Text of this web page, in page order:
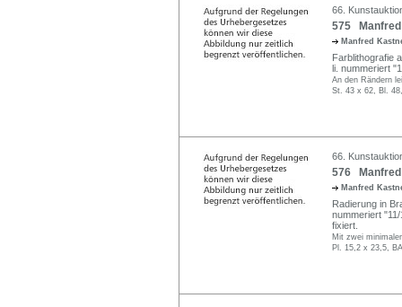
66.
575 Manfred
Manfred
Farblithografie
li. nummeriert
An den Rändern
St. 43 x 62, Bl.
66.
576 Manfred
Manfred
Radierung in
nummeriert
fixiert.
Mit zwei
Pl. 15,2 x 23,5,